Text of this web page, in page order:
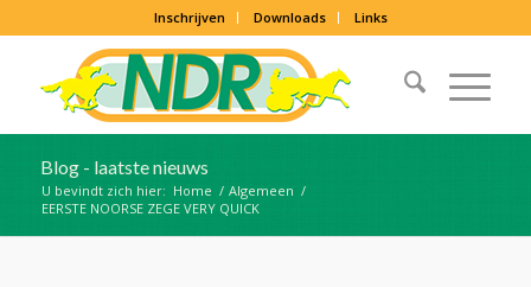
Inschrijven Downloads Links
Blog - laatste nieuws
U bevindt zich hier: Home / Algemeen /
EERSTE NOORSE ZEGE VERY QUICK